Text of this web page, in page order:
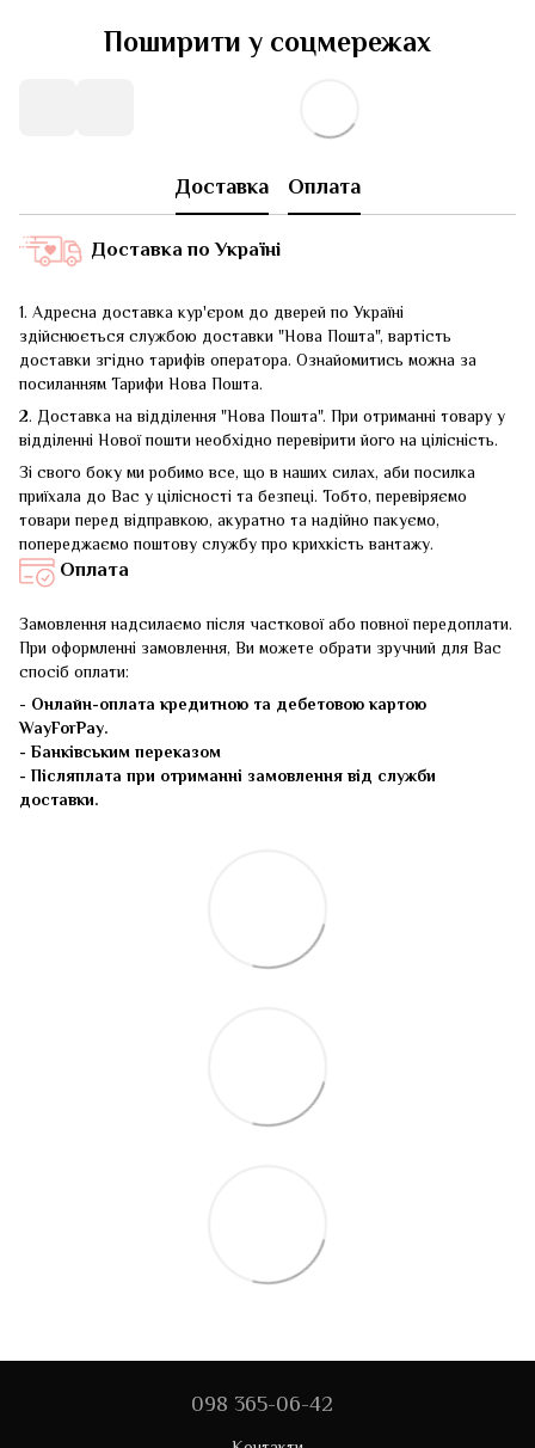
Поширити у соцмережах
Доставка Оплата
Доставка по Україні
1. Адресна доставка кур'єром до дверей по Україні
здійснюється службою доставки "Нова Пошта", вартість
доставки згідно тарифів оператора. Ознайомитись можна за
посиланням Тарифи Нова Пошта.
2. Доставка на відділення "Нова Пошта". При отриманні товару у
відділенні Нової пошти необхідно перевірити його на цілісність.
Зі свого боку ми робимо все, що в наших силах, аби посилка
приїхала до Вас у цілісності та безпеці. Тобто, перевіряємо
товари перед відправкою, акуратно та надійно пакуємо,
попереджаємо поштову службу про крихкість вантажу.
Оплата
Замовлення надсилаємо після часткової або повної передоплати.
При оформленні замовлення, Ви можете обрати зручний для Вас
спосіб оплати:
- Онлайн-оплата кредитною та дебетовою картою
WayForPay.
- Банківським переказом
- Післяплата при отриманні замовлення від служби
доставки.
098 365-06-42